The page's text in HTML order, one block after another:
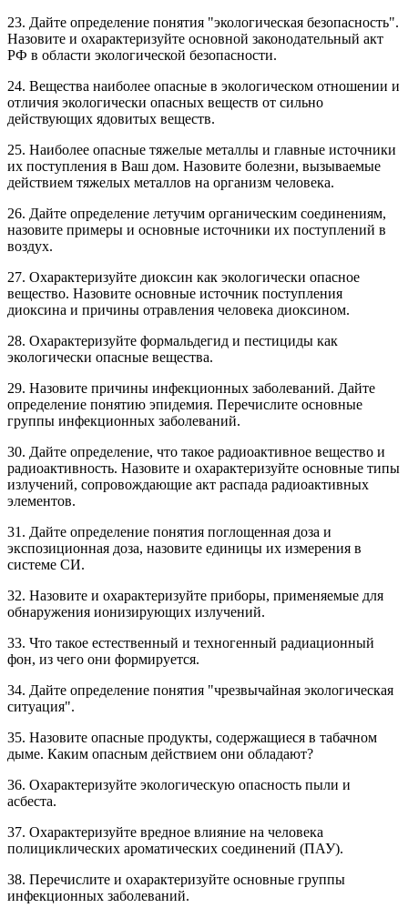
23. Дайте определение понятия "экологическая безопасность".
Назовите и охарактеризуйте основной законодательный акт
РФ в области экологической безопасности.
24. Вещества наиболее опасные в экологическом отношении и
отличия экологически опасных веществ от сильно
действующих ядовитых веществ.
25. Наиболее опасные тяжелые металлы и главные источники
их поступления в Ваш дом. Назовите болезни, вызываемые
действием тяжелых металлов на организм человека.
26. Дайте определение летучим органическим соединениям,
назовите примеры и основные источники их поступлений в
воздух.
27. Охарактеризуйте диоксин как экологически опасное
вещество. Назовите основные источник поступления
диоксина и причины отравления человека диоксином.
28. Охарактеризуйте формальдегид и пестициды как
экологически опасные вещества.
29. Назовите причины инфекционных заболеваний. Дайте
определение понятию эпидемия. Перечислите основные
группы инфекционных заболеваний.
30. Дайте определение, что такое радиоактивное вещество и
радиоактивность. Назовите и охарактеризуйте основные типы
излучений, сопровождающие акт распада радиоактивных
элементов.
31. Дайте определение понятия поглощенная доза и
экспозиционная доза, назовите единицы их измерения в
системе СИ.
32. Назовите и охарактеризуйте приборы, применяемые для
обнаружения ионизирующих излучений.
33. Что такое естественный и техногенный радиационный
фон, из чего они формируется.
34. Дайте определение понятия "чрезвычайная экологическая
ситуация".
35. Назовите опасные продукты, содержащиеся в табачном
дыме. Каким опасным действием они обладают?
36. Охарактеризуйте экологическую опасность пыли и
асбеста.
37. Охарактеризуйте вредное влияние на человека
полициклических ароматических соединений (ПАУ).
38. Перечислите и охарактеризуйте основные группы
инфекционных заболеваний.